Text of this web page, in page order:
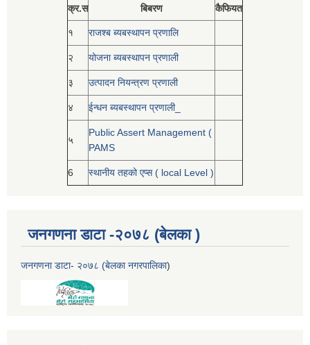
क्र.स बिबरण कैफियत
१ राजश्ब ब्यबस्थापन प्रणालि
२ योजना ब्यबस्थापन प्रणाली
३ उत्पादन नियन्त्रण प्रणाली
४ ईन्धन ब्यबस्थापन प्रणाली_
५
Public Assert Management (
PAMS
6 स्थानीय तहको एप्स ( local Level )
जनगणना डाटा -२०७८ (बेलका )
जनगणना डाटा- २०७८ (बेलका नगरपालिका)